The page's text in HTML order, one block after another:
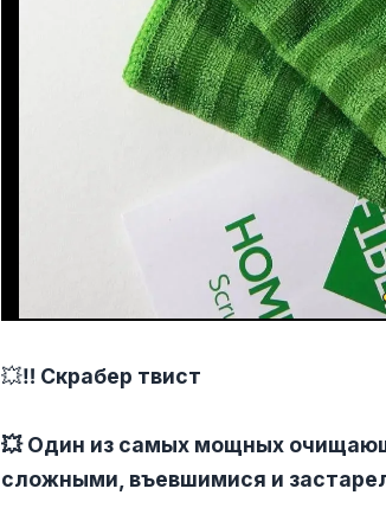
💥‼️ Скрабер твист
💥 Один из самых мощных
сложными, въевшимися и